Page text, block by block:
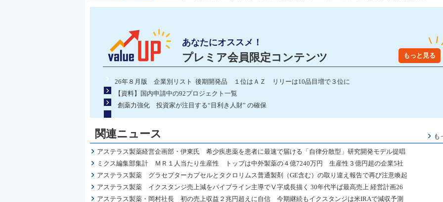
あなたにオススメ！
プレミア会員限定コンテンツ もっと見る
26年８月版 企業別リスト 後期開発品 １位はＡＺ リリーは10品目増で３位に
【資料】国内申請中の92プロジェクト一覧
創薬力強化 投資家が注目する“目利き人財” の確保
関連ニュース も
アステラス製薬経営企画部・伊東氏 希少疾患薬を患者に最速で届ける「自律分散型」研究開発モデル提唱
ミクス編集部集計 ＭＲ１人当たり生産性 トップは中外製薬の４億7240万円 生産性３億円超の企業5社
アステラス製薬 グラセプターカプセルとタクロリムス普通製剤（GE含む）の取り違え報告で再び注意喚起
アステラス製薬 イクスタンジ売上減をパイプライン主導でⅤ字成長描く 30年代半ば最高売上 経営計画26
アステラス製薬・岡村社長 初の売上収益２兆円超えに自信 今期継続もイクスタンジは米IRAで減収予測